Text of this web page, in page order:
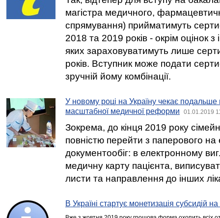
магістра медичного,
спрямування) прийматимуть
2018 та 2019 років - окрім оцінок
яких зараховуватимуть лише
років. Вступник може подати
зручній йому комбінації.
У новому році на Україну чекає
масштабної медичної реформи
01.01.2019
Зокрема, до кінця 2019 року
повністю перейти з паперового
документообіг: в електронному
медичну карту пацієнта,
листи та направлення до інших
В Україні стартує монетизація субсидій